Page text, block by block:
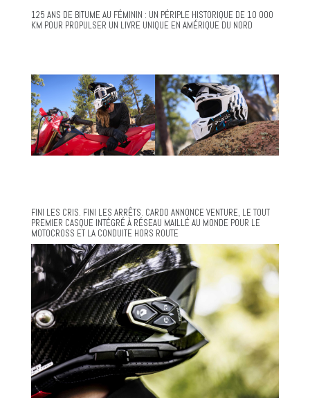
125 ANS DE BITUME AU FÉMININ : UN PÉRIPLE HISTORIQUE DE 10 000
KM POUR PROPULSER UN LIVRE UNIQUE EN AMÉRIQUE DU NORD
FINI LES CRIS. FINI LES ARRÊTS. CARDO ANNONCE VENTURE, LE TOUT
PREMIER CASQUE INTÉGRÉ À RÉSEAU MAILLÉ AU MONDE POUR LE
MOTOCROSS ET LA CONDUITE HORS ROUTE